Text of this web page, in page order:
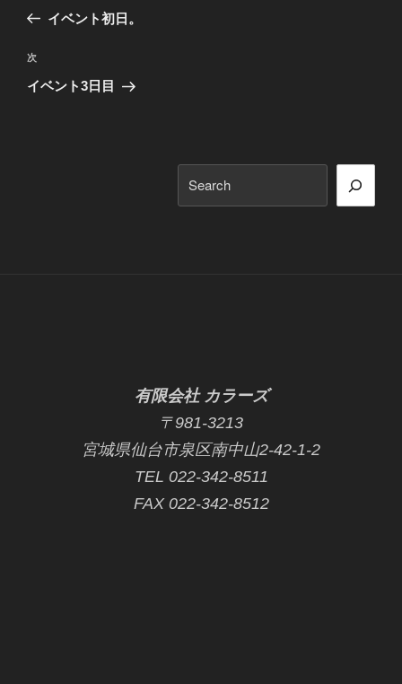
ナ
ビ
ゲ
の
稿
イベント初日。
次
の
次
イベント3日目
有限会社 カラーズ
〒981-3213
宮城県仙台市泉区南中山2-42-1-2
TEL 022-342-8511
FAX 022-342-8512